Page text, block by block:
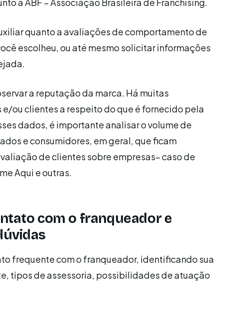
quanto a avaliações de comportamento de
escolheu, ou até mesmo solicitar informações
a reputação da marca. Há muitas
ou clientes a respeito do que é fornecido pela
dados, é importante analisar o volume de
e consumidores, em geral, que ficam
de clientes sobre empresas– caso de
Aqui e outras.
com o franqueador e
frequente com o franqueador, identificando sua
tipos de assessoria, possibilidades de atuação